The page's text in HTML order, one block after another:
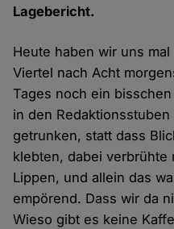
Lagebericht.
Heute haben wir uns
Viertel nach Acht
Tages noch ein
in den
getrunken, statt dass
klebten, dabei verbrühte
Lippen, und allein das
empörend. Dass wir da
Wieso gibt es keine